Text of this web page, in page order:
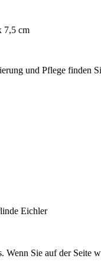
7,5 cm
und Pflege finden
Eichler
Wenn Sie auf der Seite